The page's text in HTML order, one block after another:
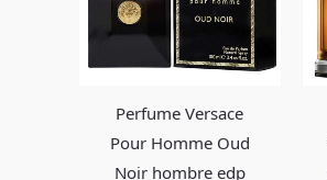
Perfume Versace
Pour Homme Oud
Noir hombre edp